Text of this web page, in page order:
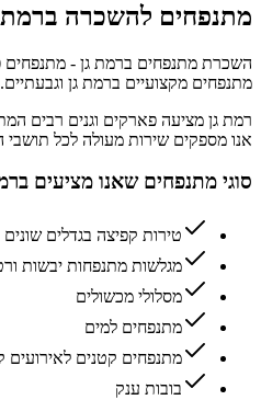
להשכרה ברמת גן
מתנפחים ברמת גן - מתנפחים פלוס
מקצועיים ברמת גן וגבעתיים.
מציעה פארקים וגנים רבים
שירות מעולה לכל תושבי העיר.
מתנפחים שאנו מציעים ברמת גן
טירות קפיצה בגדלים שונים
מגלשות מתנפחות יבשות ורטובות
מסלולי מכשולים
מתנפחים למים
מתנפחים קטנים לאירועים קטנים
בובות ענק